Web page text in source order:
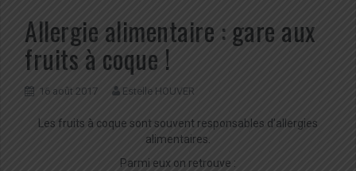
Allergie alimentaire : gare aux
fruits à coque !
16 août 2017 Estelle HOUVER
Les fruits à coque sont souvent responsables d’allergies
alimentaires.
Parmi eux on retrouve :